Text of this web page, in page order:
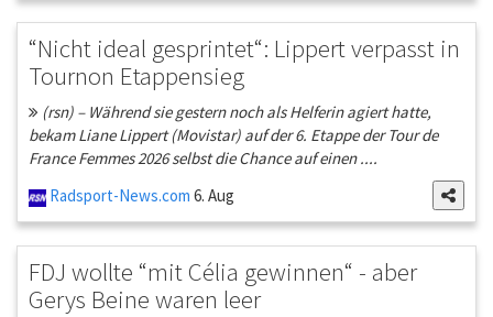
“Nicht ideal gesprintet“: Lippert verpasst in
Tournon Etappensieg
(rsn) – Während sie gestern noch als Helferin agiert hatte,
bekam Liane Lippert (Movistar) auf der 6. Etappe der Tour de
France Femmes 2026 selbst die Chance auf einen ....
Radsport-News.com 6. Aug
FDJ wollte “mit Célia gewinnen“ - aber
Gerys Beine waren leer